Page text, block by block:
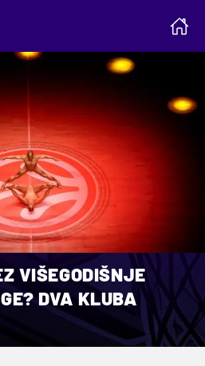
VIŠEGODIŠNJE
DVA KLUBA